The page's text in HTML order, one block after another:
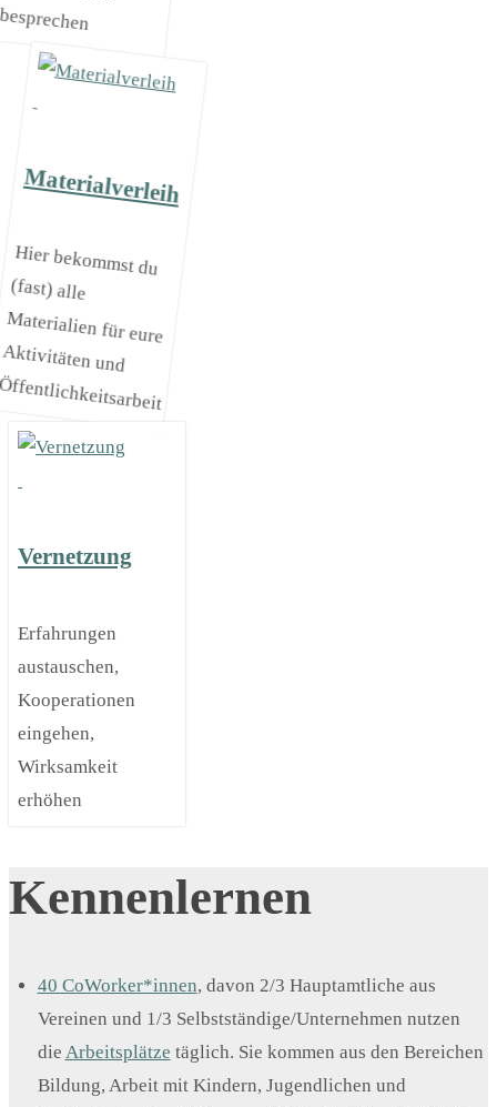
Materialverleih
Hier bekommst du
(fast) alle
Materialien für eure
Aktivitäten und
Vernetzung
Erfahrungen
austauschen,
Kooperationen
eingehen,
Wirksamkeit
erhöhen
Kennenlernen
40 CoWorker*innen, davon 2/3 Hauptamtliche aus
Vereinen und 1/3 Selbstständige/Unternehmen nutzen
die Arbeitsplätze täglich. Sie kommen aus den Bereichen
Bildung, Arbeit mit Kindern, Jugendlichen und